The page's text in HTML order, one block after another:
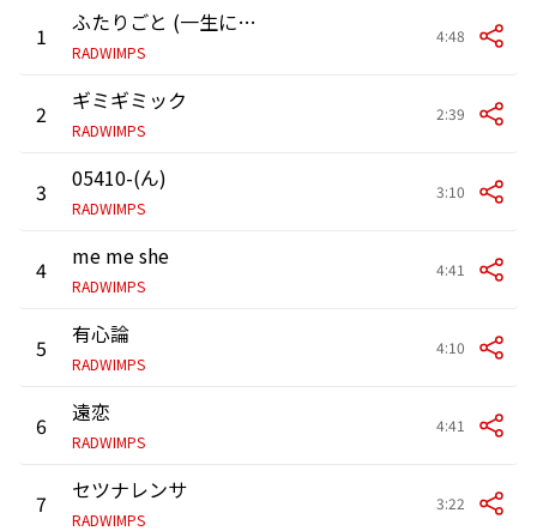
1 ふたりごと (一生に一度のワープVer.)
RADWIMPS
4:48
2 ギミギミック
RADWIMPS
2:39
3 05410-(ん)
RADWIMPS
3:10
4 me me she
RADWIMPS
4:41
5 有心論
RADWIMPS
4:10
6 遠恋
RADWIMPS
4:41
7 セツナレンサ
RADWIMPS
3:22